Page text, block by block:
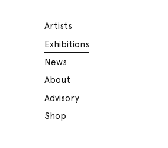
Artists
Exhibitions
News
About
Advisory
Shop